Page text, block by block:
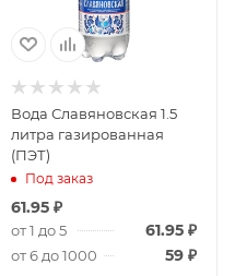
Вода Славяновская 1.5
литра газированная
(ПЭТ)
Под заказ
61.95₽
от 1 до 5 61.95 ₽
от 6 до 1000 59 ₽